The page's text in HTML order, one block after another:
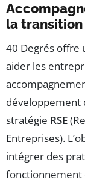
la
40 Degrés offre
aider les
développement
stratégie RSE
Entreprises).
intégrer des
fonctionnement